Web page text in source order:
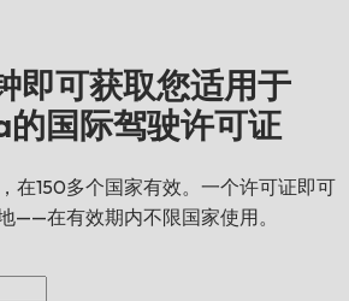
即可获取您适用于
国际驾驶许可证
在150多个国家有效。一个许可证即可
——在有效期内不限国家使用。